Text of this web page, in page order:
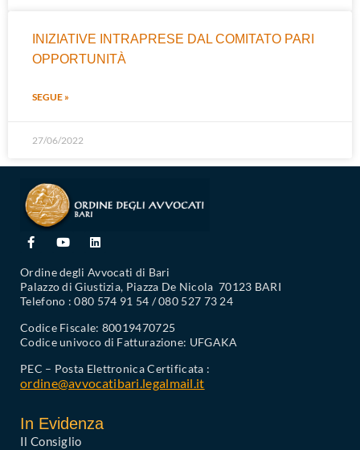
INIZIATIVE INTRAPRESE DAL COMITATO PARI
OPPORTUNITÀ
SEGUE »
27/06/2022
Ordine degli Avvocati di Bari
Palazzo di Giustizia, Piazza De Nicola 70123 BARI
Telefono : 080 574 91 54 / 080 527 73 24
Codice Fiscale: 80019470725
Codice univoco di Fatturazione: UFGAKA
PEC – Posta Elettronica Certificata :
ordine@avvocatibari.legalmail.it
In Evidenza
Il Consiglio